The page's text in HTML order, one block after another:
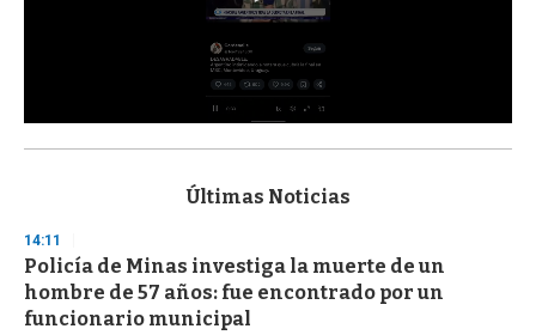
s
d
s
o
f
3
Últimas Noticias
14:11
Policía de Minas investiga la muerte de un
hombre de 57 años: fue encontrado por un
funcionario municipal